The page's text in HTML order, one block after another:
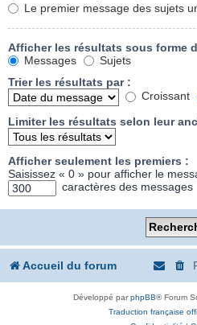
Le premier message des sujets
Afficher les résultats sous forme
Messages
Sujets
Trier les résultats par :
Croissant
Limiter les résultats selon leur
Afficher seulement les premiers :
Saisissez « 0 » pour afficher le
caractères des messages
Accueil du forum
Développé parphpBB® Forum
Traduction française